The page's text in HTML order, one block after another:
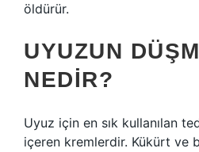
öldürür.
UYUZUN
NEDIR?
Uyuz için en sık kullanılan
içeren kremlerdir. Kükürt ve